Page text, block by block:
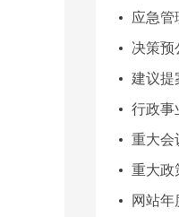
应急管
决策预
建议提
行政事
重大会
重大政
网站年